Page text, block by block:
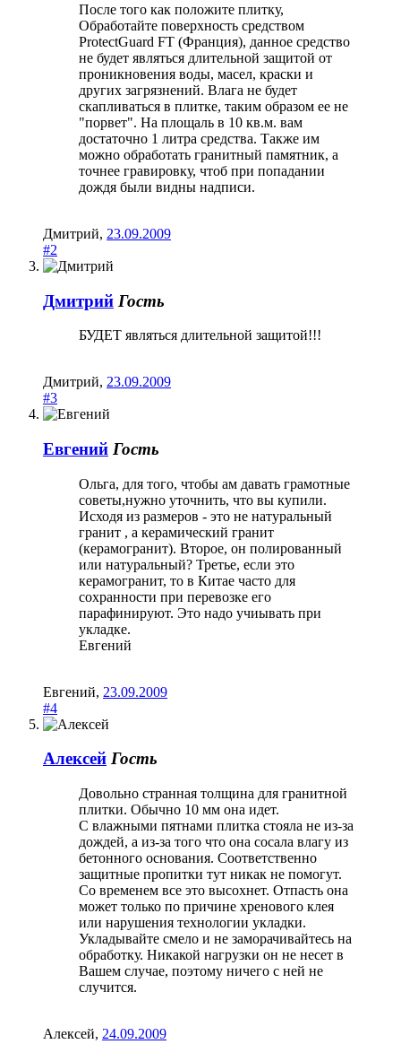
После того как положите плитку,
Обработайте поверхность средством
ProtectGuard FT (Франция), данное средство
не будет являться длительной защитой от
проникновения воды, масел, краски и
других загрязнений. Влага не будет
скапливаться в плитке, таким образом ее не
"порвет". На площаль в 10 кв.м. вам
достаточно 1 литра средства. Также им
можно обработать гранитный памятник, а
точнее гравировку, чтоб при попадании
дождя были видны надписи.
Дмитрий, 23.09.2009
#2
Дмитрий Гость
БУДЕТ являться длительной защитой!!!
Дмитрий, 23.09.2009
#3
Евгений Гость
Ольга, для того, чтобы ам давать грамотные
советы,нужно уточнить, что вы купили.
Исходя из размеров - это не натуральный
гранит , а керамический гранит
(керамогранит). Второе, он полированный
или натуральный? Третье, если это
керамогранит, то в Китае часто для
сохранности при перевозке его
парафинируют. Это надо учиывать при
укладке.
Евгений
Евгений, 23.09.2009
#4
Алексей Гость
Довольно странная толщина для гранитной
плитки. Обычно 10 мм она идет.
С влажными пятнами плитка стояла не из-за
дождей, а из-за того что она сосала влагу из
бетонного основания. Соответственно
защитные пропитки тут никак не помогут.
Со временем все это высохнет. Отпасть она
может только по причине хренового клея
или нарушения технологии укладки.
Укладывайте смело и не заморачивайтесь на
обработку. Никакой нагрузки он не несет в
Вашем случае, поэтому ничего с ней не
случится.
Алексей, 24.09.2009